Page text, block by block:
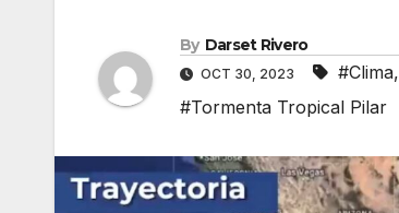
By Darset Rivero
OCT 30, 2023 #Clima,
#Tormenta Tropical Pilar